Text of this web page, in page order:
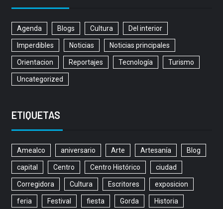
Agenda Blogs Cultura Del interior
Imperdibles Noticias Noticias principales
Orientacion Reportajes Tecnología Turismo
Uncategorized
ETIQUETAS
Amealco aniversario Arte Artesanía Blog
capital Centro Centro Histórico ciudad
Corregidora Cultura Escritores exposicion
feria Festival fiesta Gorda Historia